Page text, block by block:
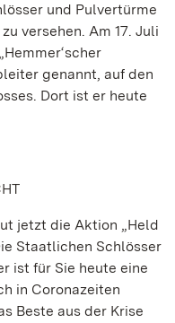
und Pulvertürme
versehen. Am 17. Juli
genannt, auf den
Dort ist er heute
jetzt die Aktion „Held
Staatlichen Schlösser
ist für Sie heute eine
in Coronazeiten
Beste aus der Krise